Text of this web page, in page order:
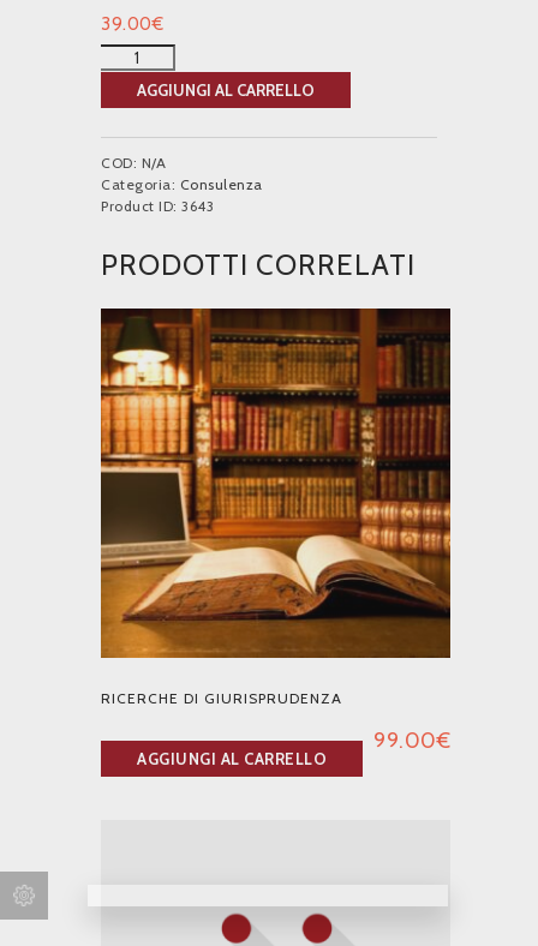
39.00€
AGGIUNGI AL CARRELLO
COD: N/A
Categoria: Consulenza
Product ID: 3643
PRODOTTI CORRELATI
RICERCHE DI GIURISPRUDENZA
99.00€
AGGIUNGI AL CARRELLO